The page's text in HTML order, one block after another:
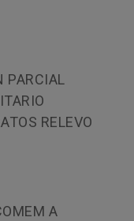
PARCIAL
RELEVO
A